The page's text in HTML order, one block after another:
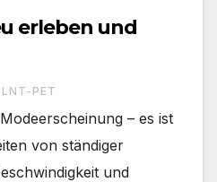
erleben und
LNT-PET
– es ist
von ständiger
und